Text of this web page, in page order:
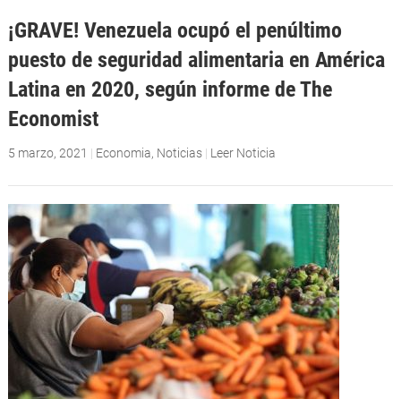
¡GRAVE! Venezuela ocupó el penúltimo
puesto de seguridad alimentaria en América
Latina en 2020, según informe de The
Economist
5 marzo, 2021 | Economia, Noticias | Leer Noticia